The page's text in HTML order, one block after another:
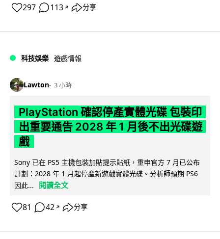
297 113 ↗ 分享
科技娛樂 遊戲情報
Lawton 3 小時
PlayStation 確認停產實體光碟 包裝印
出重要通告 2028 年 1 月後不出光碟遊
戲
Sony 已在 PS5 主機包裝加貼提示貼紙，重申官方 7 月已公布
計劃：2028 年 1 月起停產新遊戲實體光碟。分析師預期 PS6
因此...
閱讀全文
81 42 ↗ 分享